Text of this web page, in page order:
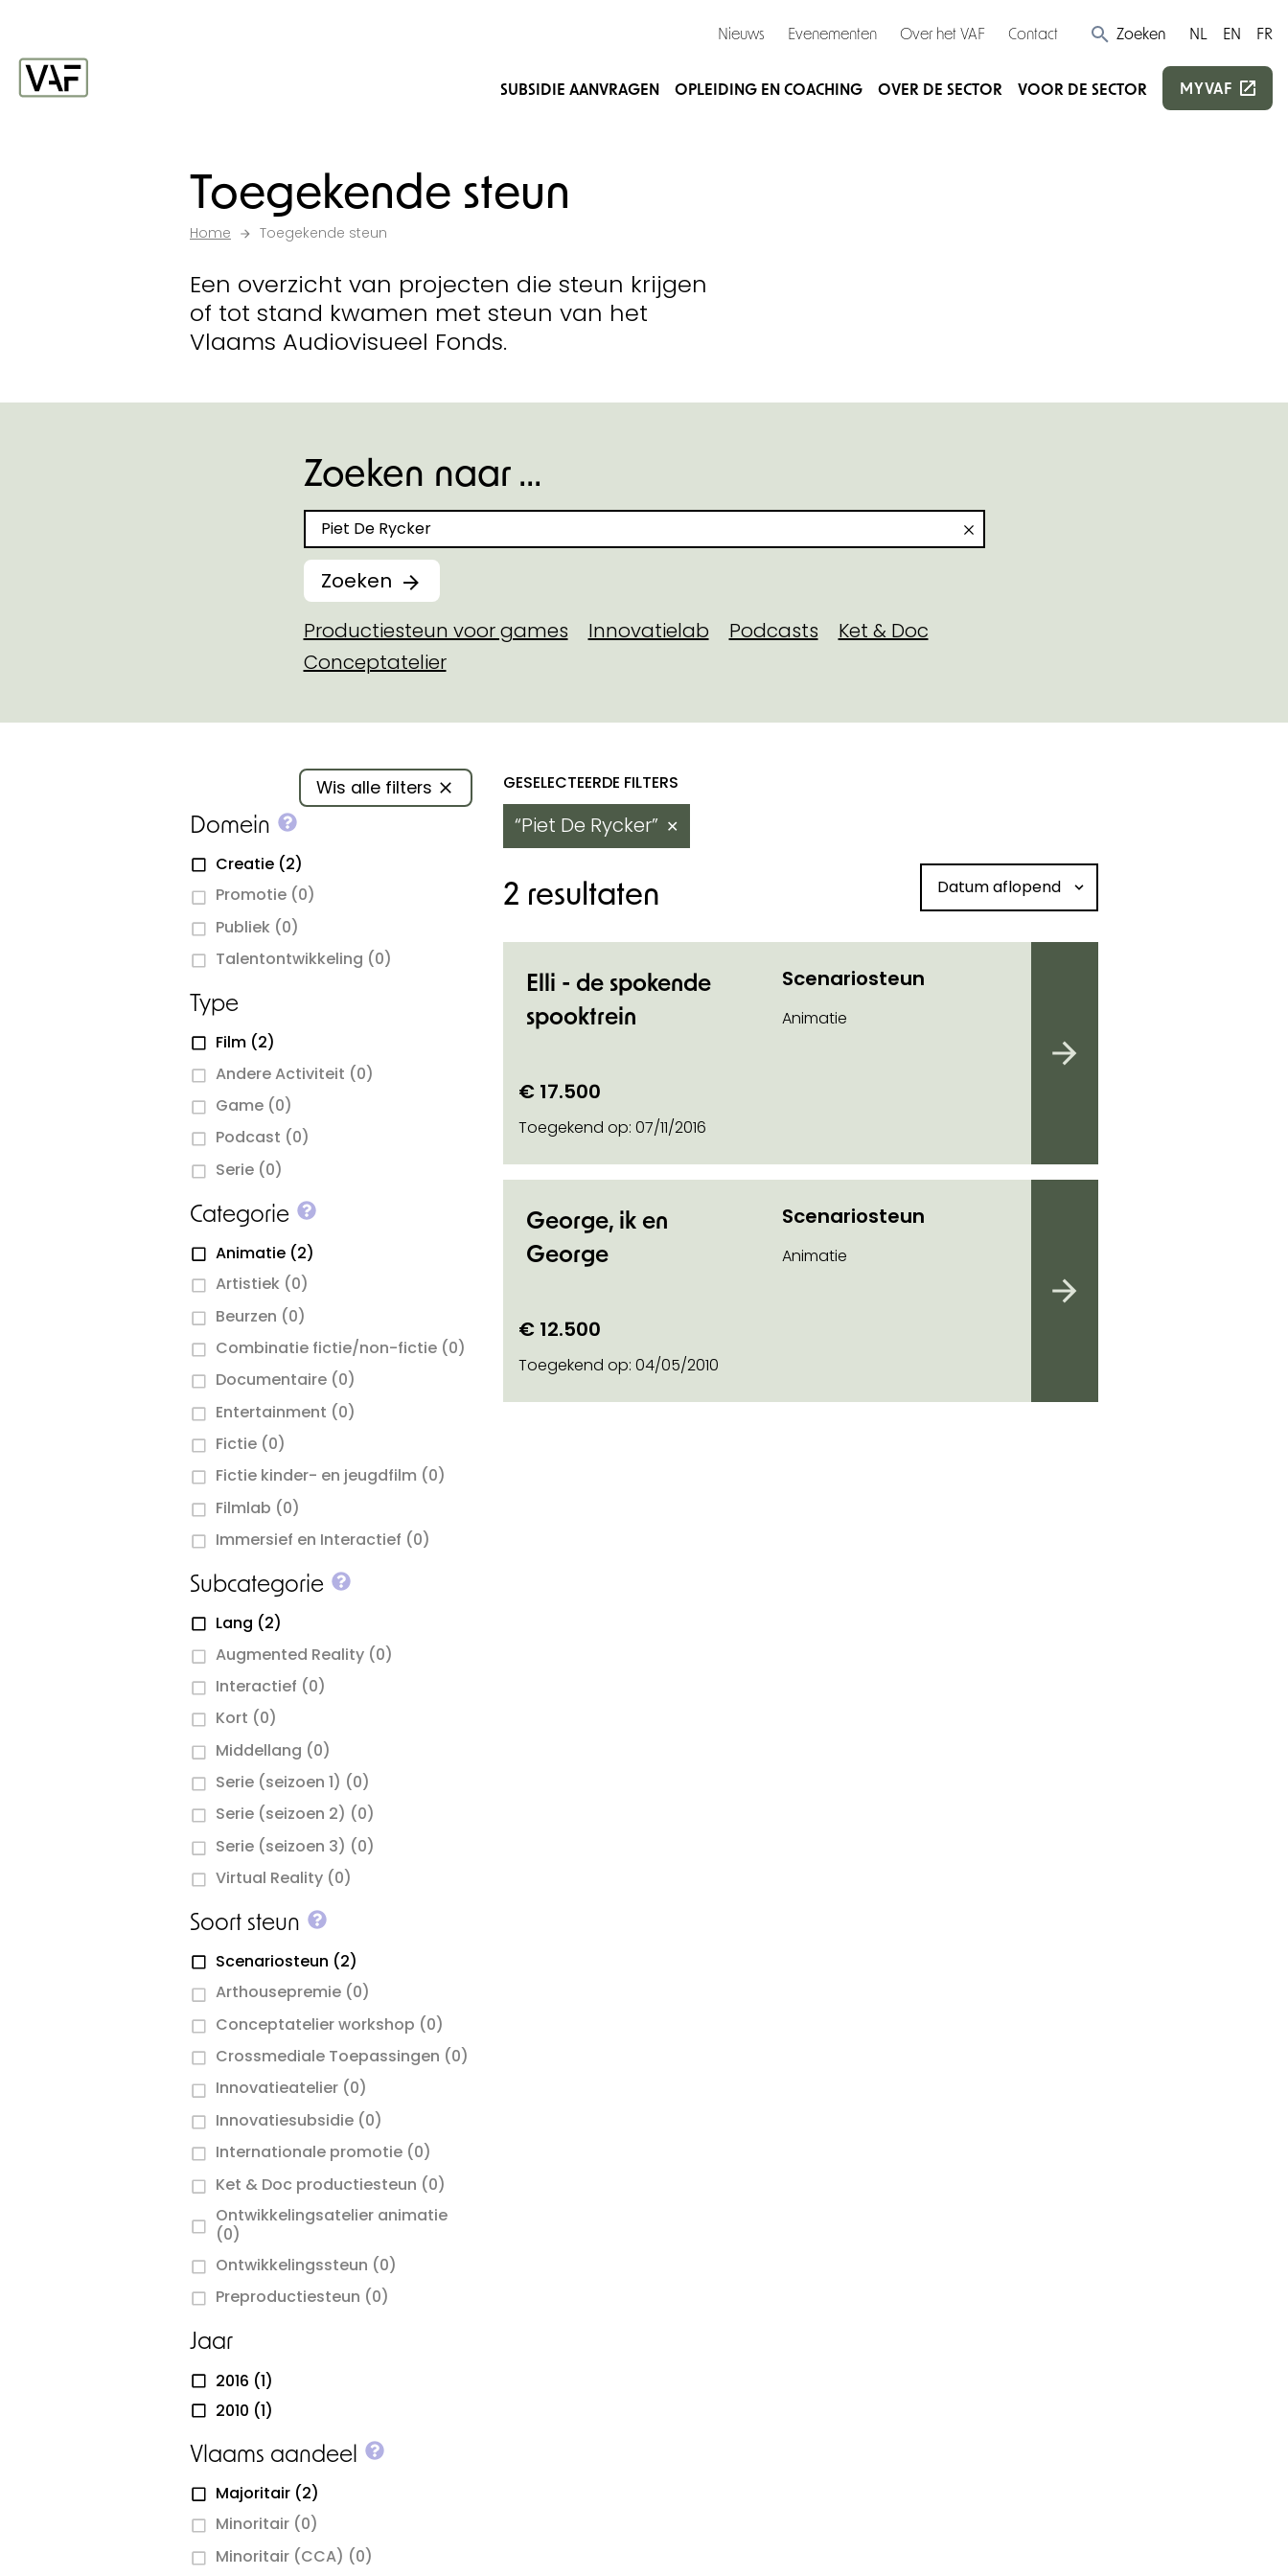
Nieuws Evenementen Over het VAF Contact Zoeken NL EN FR
SUBSIDIE AANVRAGEN OPLEIDING EN COACHING OVER DE SECTOR VOOR DE SECTOR MYVAF
Toegekende steun
Home Toegekende steun
Een overzicht van projecten die steun krijgen
of tot stand kwamen met steun van het
Vlaams Audiovisueel Fonds.
Zoeken naar ...
Zoeken naar
Zoeken
Productiesteun voor games
Innovatielab Podcasts
Ket & Doc
Conceptatelier
Filter binnen toegekende steun
Wis alle filters
Domein More info on domein
Creatie (2)
Promotie (0)
Publiek (0)
Talentontwikkeling (0)
Type
Film (2)
Andere Activiteit (0)
Game (0)
Podcast (0)
Serie (0)
Categorie More info on categorie
Animatie (2)
Artistiek (0)
Beurzen (0)
Combinatie fictie/non-fictie (0)
Documentaire (0)
Entertainment (0)
Fictie (0)
Fictie kinder- en jeugdfilm (0)
Filmlab (0)
Immersief en Interactief (0)
Subcategorie More info on
Lang (2)
Augmented Reality (0)
Interactief (0)
Kort (0)
Middellang (0)
Serie (seizoen 1) (0)
Serie (seizoen 2) (0)
Serie (seizoen 3) (0)
Virtual Reality (0)
Soort steun More info on soort steun
Scenariosteun (2)
Arthousepremie (0)
Conceptatelier workshop (0)
Crossmediale Toepassingen (0)
Innovatieatelier (0)
Innovatiesubsidie (0)
Internationale promotie (0)
Ket & Doc productiesteun (0)
Ontwikkelingsatelier animatie
(0)
Ontwikkelingssteun (0)
Preproductiesteun (0)
Jaar
2016 (1)
2010 (1)
Vlaams aandeel More info on
Majoritair (2)
Minoritair (0)
Minoritair (CCA) (0)
Resultaten
Piet De Rycker ✕
Sorteren op datum
2 resultaten
Elli - de spokende
spooktrein
Scenariosteun
Animatie
€ 17.500
Toegekend op: 07/11/2016
George, ik en
George
Scenariosteun
Animatie
€ 12.500
Toegekend op: 04/05/2010